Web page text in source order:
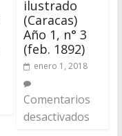
ilustrado
(Caracas)
Año 1, n° 3
(feb. 1892)
enero 1, 2018
Comentarios
desactivados